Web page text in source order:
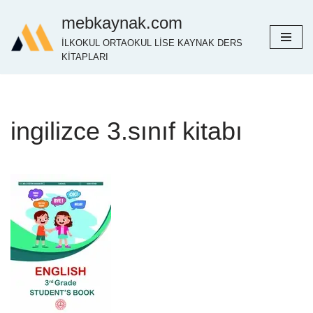
İçeriğe
geç
mebkaynak.com
İLKOKUL ORTAOKUL LİSE KAYNAK DERS
KİTAPLARI
ingilizce 3.sınıf kitabı